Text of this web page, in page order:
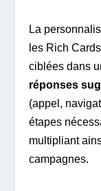
La
les Rich
ciblées dans
réponses
(appel,
étapes
multipliant
campagnes.